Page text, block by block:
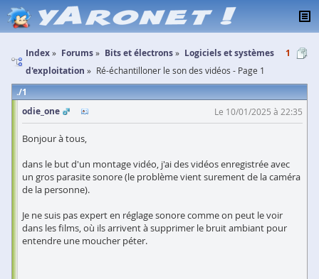
Index Forums Bits et électrons
Logiciels et systèmes
d'exploitation
Ré-échantilloner le son des vidéos - Page 1
1
1
odie_one
Le 10/01/2025 à 22:35
Bonjour à tous,
dans le but d'un montage vidéo, j'ai des vidéos enregistrée avec
un gros parasite sonore (le problème vient surement de la caméra
de la personne).
Je ne suis pas expert en réglage sonore comme on peut le voir
dans les films, où ils arrivent à supprimer le bruit ambiant pour
entendre une moucher péter.